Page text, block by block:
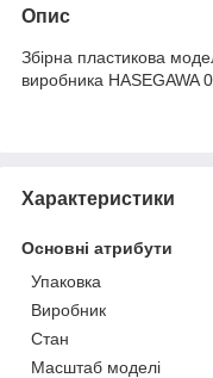
Опис
Збірна пластикова
виробника HASEGAWA
Характеристики
Основні атрибути
Упаковка
Виробник
Стан
Масштаб моделі